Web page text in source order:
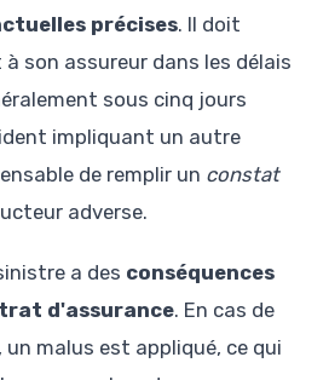
précises. Il doit
son assureur dans les délais
sous cinq jours
impliquant un autre
de remplir un constat
adverse.
a des conséquences
d'assurance. En cas de
malus est appliqué, ce qui